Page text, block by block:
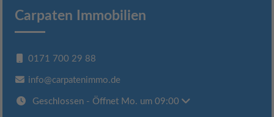
Carpaten Immobilien
0171 700 29 88
info@carpatenimmo.de
Geschlossen - Öffnet Mo. um 09:00